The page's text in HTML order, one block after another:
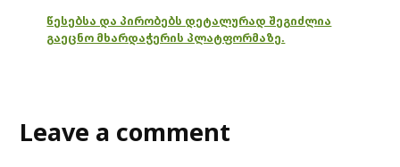
წესებსა და პირობებს დეტალურად შეგიძლია
გაეცნო მხარდაჭერის პლატფორმაზე.
Leave a comment